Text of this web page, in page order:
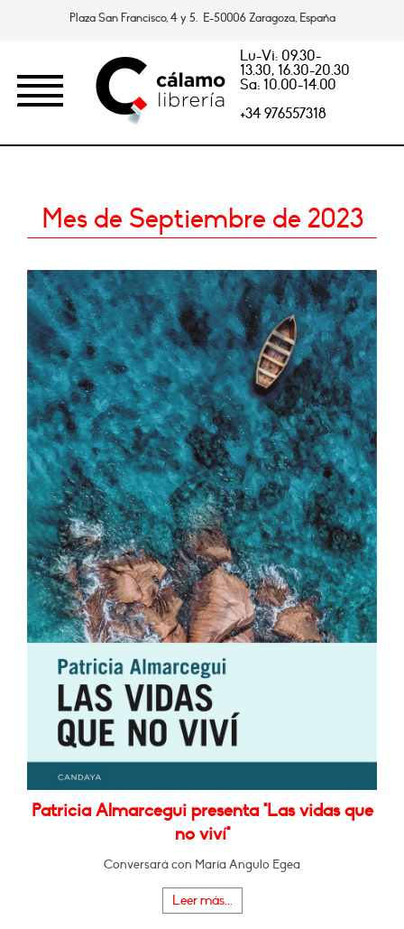
Plaza San Francisco, 4 y 5. E-50006 Zaragoza, España
Lu-Vi: 09.30-
13.30, 16.30-20.30
Sa: 10.00-14.00
+34 976557318
Mes de Septiembre de 2023
Patricia Almarcegui presenta "Las vidas que
no viví"
Conversará con María Angulo Egea
Leer más...